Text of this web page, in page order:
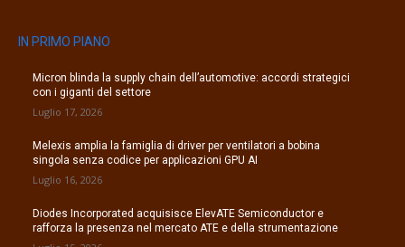
IN PRIMO PIANO
Micron blinda la supply chain dell’automotive: accordi strategici
con i giganti del settore
Luglio 17, 2026
Melexis amplia la famiglia di driver per ventilatori a bobina
singola senza codice per applicazioni GPU AI
Luglio 16, 2026
Diodes Incorporated acquisisce ElevATE Semiconductor e
rafforza la presenza nel mercato ATE e della strumentazione